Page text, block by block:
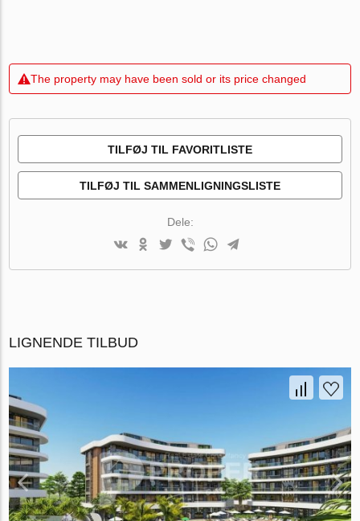
The property may have been sold or its price changed
TILFØJ TIL FAVORITLISTE
TILFØJ TIL SAMMENLIGNINGSLISTE
Dele:
LIGNENDE TILBUD